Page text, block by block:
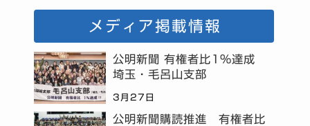
メディア掲載情報
公明新聞 有権者比1%達成
埼玉・毛呂山支部
3月27日
公明新聞購読推進 有権者比